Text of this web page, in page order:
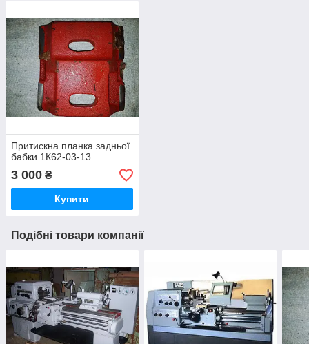
Притискна планка задньої
бабки 1К62-03-13
3 000 ₴
Купити
Подібні товари компанії